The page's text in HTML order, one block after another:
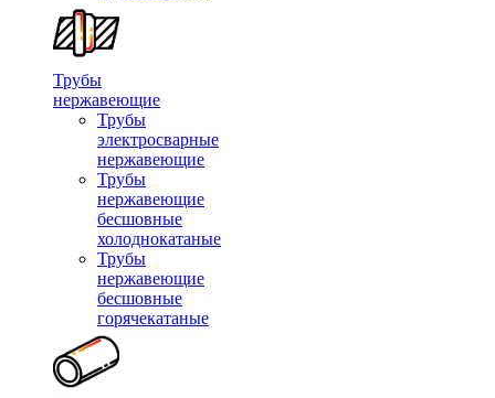
Трубы
нержавеющие
Трубы
электросварные
нержавеющие
Трубы
нержавеющие
бесшовные
холоднокатаные
Трубы
нержавеющие
бесшовные
горячекатаные